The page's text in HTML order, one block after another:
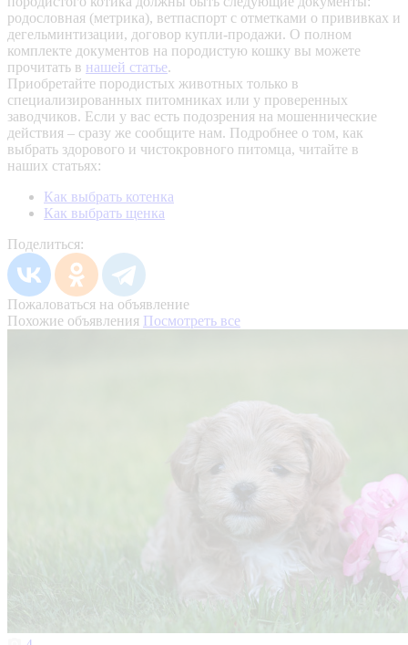
родословная (метрика), ветпаспорт с отметками о прививках и
дегельминтизации, договор купли-продажи. О полном
комплекте документов на породистую кошку вы можете
прочитать в нашей статье.
Приобретайте породистых животных только в
специализированных питомниках или у проверенных
заводчиков. Если у вас есть подозрения на мошеннические
действия – сразу же сообщите нам. Подробнее о том, как
выбрать здорового и чистокровного питомца, читайте в
наших статьях:
Как выбрать котенка
Как выбрать щенка
Поделиться:
Пожаловаться на объявление
Похожие объявления Посмотреть все